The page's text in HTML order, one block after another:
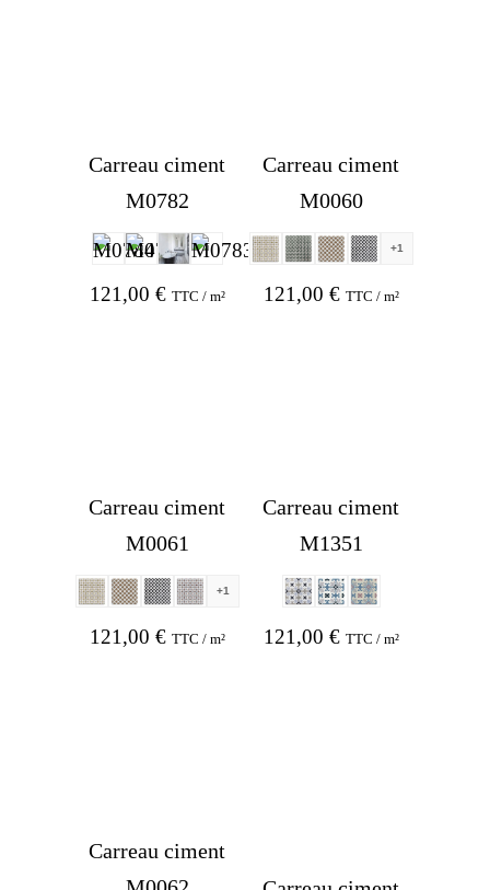
Carreau ciment
M0782
121,00 € TTC / m²
Carreau ciment
M0060
+1
121,00 € TTC / m²
Carreau ciment
M0061
+1
121,00 € TTC / m²
Carreau ciment
M1351
121,00 € TTC / m²
Carreau ciment